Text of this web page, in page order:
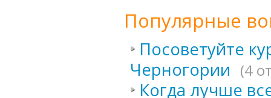
Популярные
Посоветуйте
Черногории (4
Когда лучше